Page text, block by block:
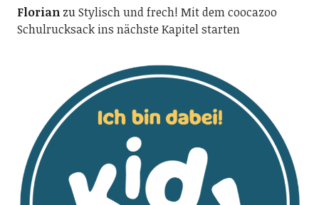
FlorianzuStylisch und frech! Mit dem coocazoo
Schulrucksack ins nächste Kapitel starten